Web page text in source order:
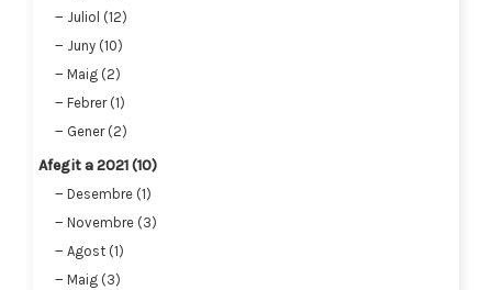
Juliol (12)
Juny (10)
Maig (2)
Febrer (1)
Gener (2)
Afegit a 2021 (10)
Desembre (1)
Novembre (3)
Agost (1)
Maig (3)